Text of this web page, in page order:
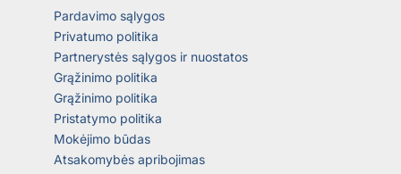
Pardavimo sąlygos
Privatumo politika
Partnerystės sąlygos ir nuostatos
Grąžinimo politika
Grąžinimo politika
Pristatymo politika
Mokėjimo būdas
Atsakomybės apribojimas